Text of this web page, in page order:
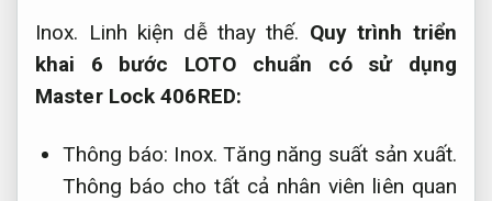
Inox. Linh kiện dễ thay thế. Quy trình triển
khai 6 bước LOTO chuẩn có sử dụng
Master Lock 406RED:
Thông báo: Inox. Tăng năng suất sản xuất.
Thông báo cho tất cả nhân viên liên quan